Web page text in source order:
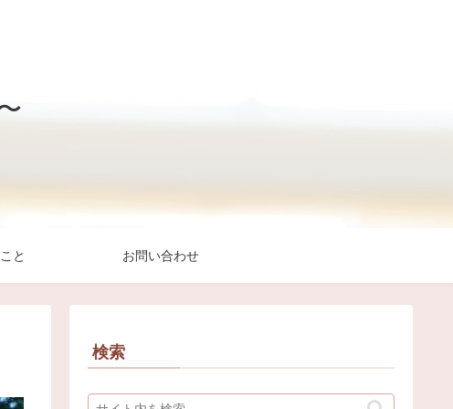
と お問い合わせ
検索